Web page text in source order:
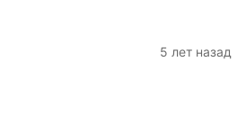
5 лет назад